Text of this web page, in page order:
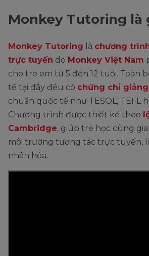
Monkey Tutoring là
Monkey Tutoring là chương
trực tuyến do Monkey Việt Nam
cho trẻ em từ 5 đến 12 tuổi. Toàn
tế tại đây đều có chứng chỉ
chuẩn quốc tế như TESOL, TEFL
Chương trình được thiết kế theo
Cambridge, giúp trẻ học cùng
môi trường tương tác trực tuyến,
nhân hóa.